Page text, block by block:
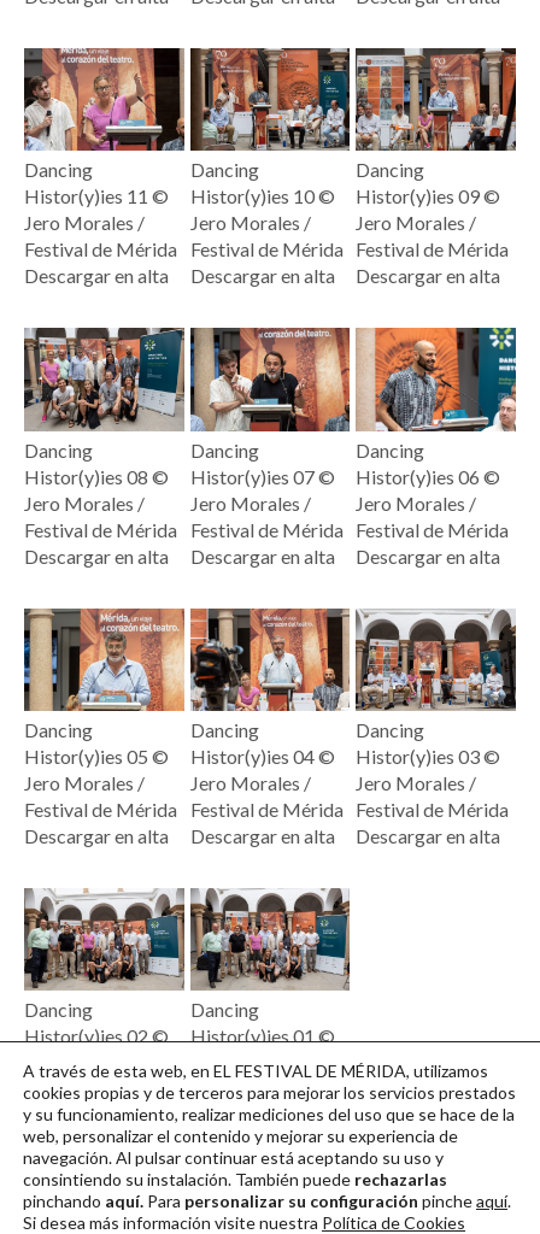
Dancing
Histor(y)ies 11 ©
Jero Morales /
Festival de Mérida
Descargar en alta
Dancing
Histor(y)ies 10 ©
Jero Morales /
Festival de Mérida
Descargar en alta
Dancing
Histor(y)ies 09 ©
Jero Morales /
Festival de Mérida
Descargar en alta
Dancing
Histor(y)ies 08 ©
Jero Morales /
Festival de Mérida
Descargar en alta
Dancing
Histor(y)ies 07 ©
Jero Morales /
Festival de Mérida
Descargar en alta
Dancing
Histor(y)ies 06 ©
Jero Morales /
Festival de Mérida
Descargar en alta
Dancing
Histor(y)ies 05 ©
Jero Morales /
Festival de Mérida
Descargar en alta
Dancing
Histor(y)ies 04 ©
Jero Morales /
Festival de Mérida
Descargar en alta
Dancing
Histor(y)ies 03 ©
Jero Morales /
Festival de Mérida
Descargar en alta
Dancing
Histor(y)ies 02 ©
Jero Morales /
Festival de Mérida
Descargar en alta
Dancing
Histor(y)ies 01 ©
Jero Morales /
Festival de Mérida
Descargar en alta
A través de esta web, en EL FESTIVAL DE MÉRIDA, utilizamos
cookies propias y de terceros para mejorar los servicios prestados
y su funcionamiento, realizar mediciones del uso que se hace de la
web, personalizar el contenido y mejorar su experiencia de
navegación. Al pulsar continuarestá aceptando su uso y
consintiendo su instalación. También puede rechazarlas
pinchando aquí. Para personalizar su configuración pincheaquí.
Si desea más información visite nuestra Política de Cookies